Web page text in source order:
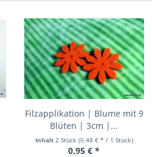
Filzapplikation | Blume mit 9
Blüten | 3cm |...
Inhalt 2 Stück (0,48 € * / 1 Stück)
0,95 € *